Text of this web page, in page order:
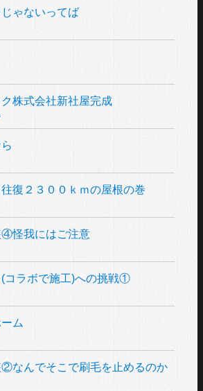
ゃないってば
ク株式会社新社屋完成
復２３００ｋｍの屋根の巻
④怪我にはご注意
(コラボで施工)への挑戦①
ム
なんでそこで刷毛を止めるのか